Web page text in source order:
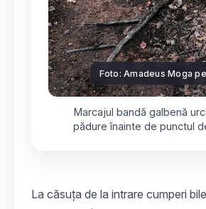
Foto: Amadeus Moga
Marcajul bandă galbenă
pădure înainte de punctul
La căsuța de la intrare cumperi